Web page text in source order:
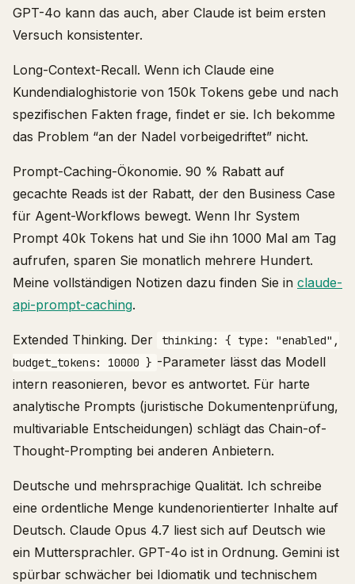
GPT-4o kann das auch, aber Claude ist beim ersten
Versuch konsistenter.
Long-Context-Recall. Wenn ich Claude eine
Kundendialoghistorie von 150k Tokens gebe und nach
spezifischen Fakten frage, findet er sie. Ich bekomme
das Problem “an der Nadel vorbeigedriftet” nicht.
Prompt-Caching-Ökonomie. 90 % Rabatt auf
gecachte Reads ist der Rabatt, der den Business Case
für Agent-Workflows bewegt. Wenn Ihr System
Prompt 40k Tokens hat und Sie ihn 1000 Mal am Tag
aufrufen, sparen Sie monatlich mehrere Hundert.
Meine vollständigen Notizen dazu finden Sie in claude-
api-prompt-caching.
Extended Thinking. Der
thinking: { type: "enabled",
budget_tokens: 10000 } -Parameter lässt das Modell
intern reasonieren, bevor es antwortet. Für harte
analytische Prompts (juristische Dokumentenprüfung,
multivariable Entscheidungen) schlägt das Chain-of-
Thought-Prompting bei anderen Anbietern.
Deutsche und mehrsprachige Qualität. Ich schreibe
eine ordentliche Menge kundenorientierter Inhalte auf
Deutsch. Claude Opus 4.7 liest sich auf Deutsch wie
ein Muttersprachler. GPT-4o ist in Ordnung. Gemini ist
spürbar schwächer bei Idiomatik und technischem